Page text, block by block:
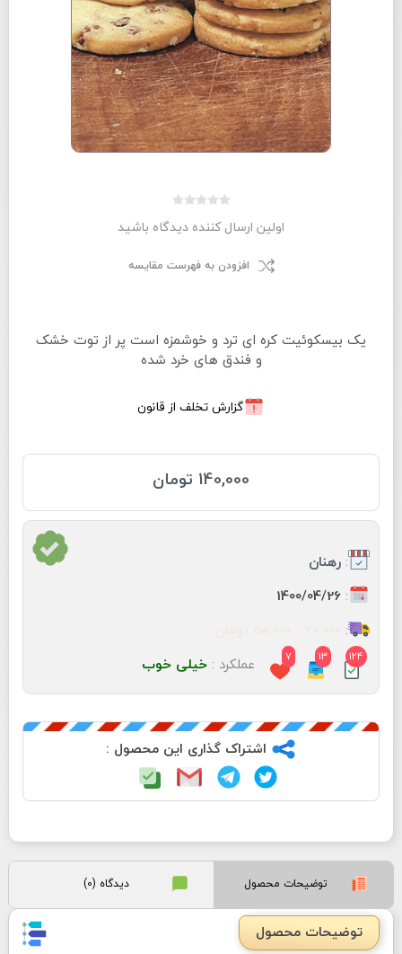
اولین ارسال کننده دیدگاه باشید
افزودن به فهرست مقایسه
یک بیسکوئیت کره ای ترد و خوشمزه است پر از توت خشک
و فندق های خرد شده
گزارش تخلف از قانون
140,000 تومان
: رهنان
:
1400/04/26
:
124
13
7 عملکرد : خیلی خوب
اشتراک گذاری این محصول :
توضیحات محصول دیدگاه (0)
توضیحات محصول